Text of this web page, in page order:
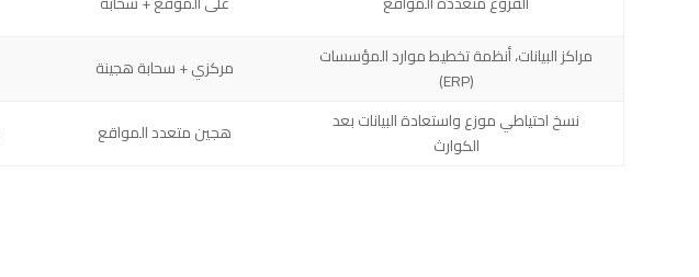
مركزي + سحابة هجينة
مراكز البيانات، أنظمة تخطيط موارد المؤسسات
(ERP)
هجين متعدد المواقع
نسخ احتياطي موزع واستعادة البيانات بعد
الكوارث